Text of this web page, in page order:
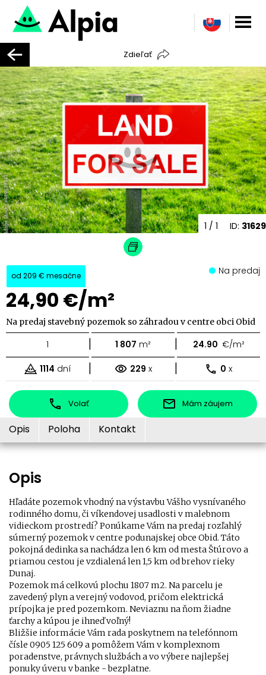
Zdieľať
ID: 31629
1 / 1
od 209 € mesačne
24,90 €/m²
Na predaj
Na predaj stavebný pozemok so záhradou v centre obci Obid
1 | 1 807 m² | 24.90 €/m²
1114 dní | 229 x | 0 x
Volať Mám záujem
Opis Poloha Kontakt
Opis
Hľadáte pozemok vhodný na výstavbu Vášho vysnívaného
rodinného domu, či víkendovej usadlosti v malebnom
vidieckom prostredí? Ponúkame Vám na predaj rozľahlý
súmerný pozemok v centre podunajskej obce Obid. Táto
pokojná dedinka sa nachádza len 6 km od mesta Štúrovo a
priamou cestou je vzdialená len 1,5 km od brehov rieky
Dunaj.
Pozemok má celkovú plochu 1807 m2. Na parcelu je
zavedený plyn a verejný vodovod, pričom elektrická
prípojka je pred pozemkom. Neviaznu na ňom žiadne
ťarchy a kúpou je ihneď voľný!
Bližšie informácie Vám rada poskytnem na telefónnom
čísle 0905 125 609 a pomôžem Vám v komplexnom
poradenstve, právnych službách a vo výbere najlepšej
ponuky úveru v banke - bezplatne.